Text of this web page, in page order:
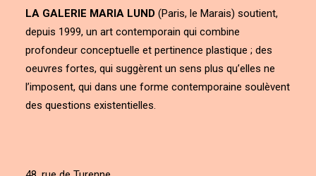
LA GALERIE MARIA LUND (Paris, le Marais) soutient,
depuis 1999, un art contemporain qui combine
profondeur conceptuelle et pertinence plastique ; des
oeuvres fortes, qui suggèrent un sens plus qu’elles ne
l’imposent, qui dans une forme contemporaine soulèvent
des questions existentielles.